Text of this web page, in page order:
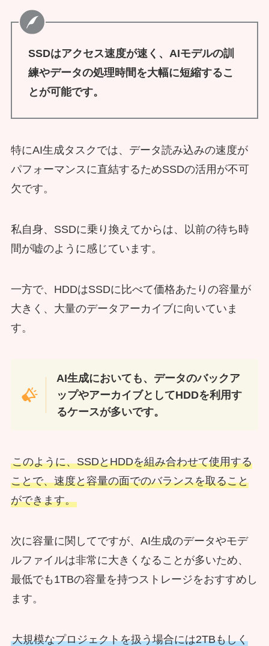
SSDはアクセス速度が速く、AIモデルの訓
練やデータの処理時間を大幅に短縮するこ
とが可能です。
特にAI生成タスクでは、データ読み込みの速度が
パフォーマンスに直結するためSSDの活用が不可
欠です。
私自身、SSDに乗り換えてからは、以前の待ち時
間が嘘のように感じています。
一方で、HDDはSSDに比べて価格あたりの容量が
大きく、大量のデータアーカイブに向いていま
す。
AI生成においても、データのバックア
ップやアーカイブとしてHDDを利用す
るケースが多いです。
このように、SSDとHDDを組み合わせて使用する
ことで、速度と容量の面でのバランスを取ること
ができます。
次に容量に関してですが、AI生成のデータやモデ
ルファイルは非常に大きくなることが多いため、
最低でも1TBの容量を持つストレージをおすすめし
ます。
大規模なプロジェクトを扱う場合には2TBもしく